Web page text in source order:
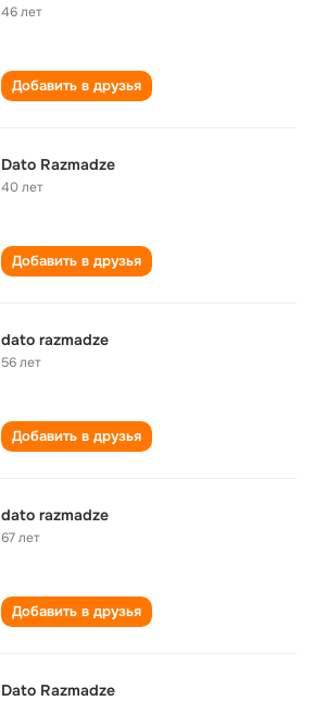
46 лет
Добавить в друзья
Dato Razmadze
40 лет
Добавить в друзья
dato razmadze
56 лет
Добавить в друзья
dato razmadze
67 лет
Добавить в друзья
Dato Razmadze